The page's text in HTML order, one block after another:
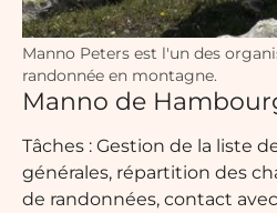
Manno Peters est l'un des
randonnée en montagne.
Manno de
Tâches : Gestion de la liste
générales, répartition des
de randonnées, contact